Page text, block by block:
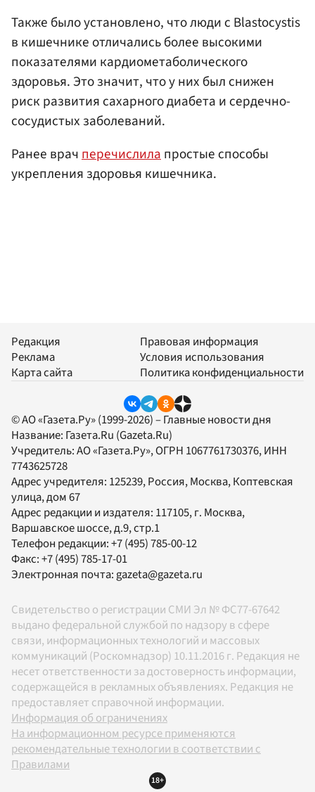
Также было установлено, что люди с Blastocystis
в кишечнике отличались более высокими
показателями кардиометаболического
здоровья. Это значит, что у них был снижен
риск развития сахарного диабета и сердечно-
сосудистых заболеваний.
Ранее врачперечислилапростые способы
укрепления здоровья кишечника.
Редакция
Реклама
Карта сайта
Правовая информация
Условия использования
Политика конфиденциальности
© АО «Газета.Ру» (1999-2026) – Главные новости дня
Название: Газета.Ru (Gazeta.Ru)
Учредитель:АО «Газета.Ру», ОГРН 1067761730376, ИНН
7743625728
Адрес учредителя: 125239, Россия, Москва, Коптевская
улица, дом 67
Адрес редакции и издателя: 117105, г. Москва,
Варшавское шоссе, д.9, стр.1
Телефон редакции:+7 (495) 785-00-12
Факс:+7 (495) 785-17-01
Электронная почта: gazeta@gazeta.ru
Свидетельство о регистрации СМИ Эл № ФС77-67642
выдано федеральной службой по надзору в сфере
связи, информационных технологий и массовых
коммуникаций (Роскомнадзор) 10.11.2016 г. Редакция не
несет ответственности за достоверность информации,
содержащейся в рекламных объявлениях. Редакция не
предоставляет справочной информации.
Информация об ограничениях
На информационном ресурсе применяются
рекомендательные технологии в соответствии с
Правилами
18+